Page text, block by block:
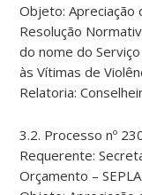
Objeto: Apreciação
Resolução
do nome do
às Vítimas de
Relatoria:
3.2. Processo nº
Requerente:
Orçamento –